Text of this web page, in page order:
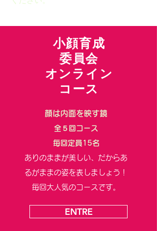
​小顔育成
委員会
​オンライン
コース
顔は内面を映す鏡
全５回コース
毎回定員15名
ありのままが美しい、だからあ
るがままの姿を表しましょう！
毎回大人気のコースです。
ENTRE